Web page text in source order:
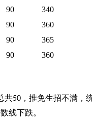
90
340
90
360
90
365
90 360
共50 ，推免生招不满，
线下跌。